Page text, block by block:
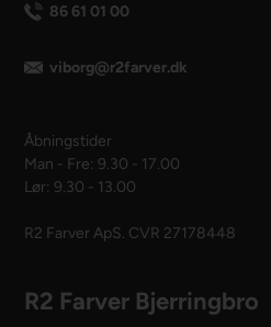
86 61 01 00
viborg@r2farver.dk
Åbningstider
Man - Fre: 9.30 - 17.00
Lør: 9.30 - 13.00
R2 Farver ApS. CVR 27178448
R2 Farver Bjerringbro